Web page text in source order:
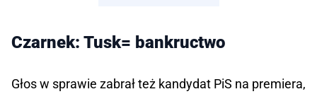
Czarnek: Tusk= bankructwo
Głos w sprawie zabrał też kandydat PiS na premiera,